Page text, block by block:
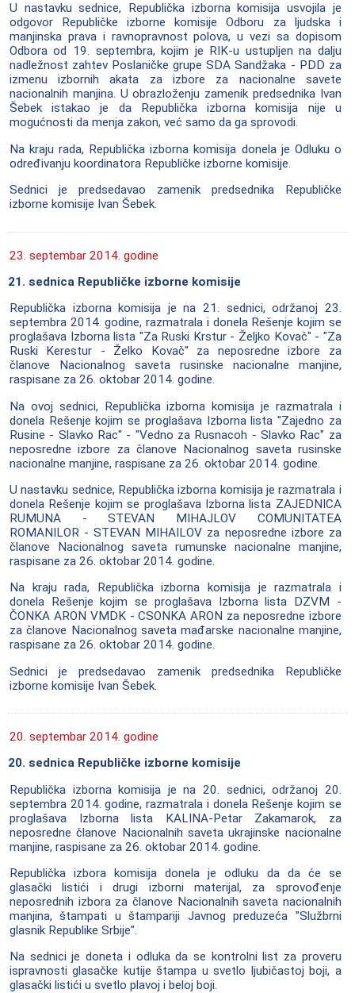
U nastavku sednice, Republička izborna komisija usvojila je
odgovor Republičke izborne komisije Odboru za ljudska i
manjinska prava i ravnopravnost polova, u vezi sa dopisom
Odbora od 19. septembra, kojim je RIK-u ustupljen na dalju
nadležnost zahtev Poslaničke grupe SDA Sandžaka - PDD za
izmenu izbornih akata za izbore za nacionalne savete
nacionalnih manjina. U obrazloženju zamenik predsednika Ivan
Šebek istakao je da Republička izborna komisija nije u
mogućnosti da menja zakon, već samo da ga sprovodi.
Na kraju rada, Republička izborna komisija donela je Odluku o
određivanju koordinatora Republičke izborne komisije.
Sednici je predsedavao zamenik predsednika Republičke
izborne komisije Ivan Šebek.
23. septembar 2014. godine
21. sednica Republičke izborne komisije
Republička izborna komisija je na 21. sednici, održanoj 23.
septembra 2014. godine, razmatrala i donela Rešenje kojim se
proglašava Izborna lista "Za Ruski Krstur - Željko Kovač" - "Za
Ruski Kerestur - Želko Kovač" za neposredne izbore za
članove Nacionalnog saveta rusinske nacionalne manjine,
raspisane za 26. oktobar 2014. godine.
Na ovoj sednici, Republička izborna komisija je razmatrala i
donela Rešenje kojim se proglašava Izborna lista "Zajedno za
Rusine - Slavko Rac" - "Vedno za Rusnacoh - Slavko Rac" za
neposredne izbore za članove Nacionalnog saveta rusinske
nacionalne manjine, raspisane za 26. oktobar 2014. godine.
U nastavku sednice, Republička izborna komisija je razmatrala i
donela Rešenje kojim se proglašava Izborna lista ZAJEDNICA
RUMUNA - STEVAN MIHAJLOV COMUNITATEA
ROMANILOR - STEVAN MIHAILOV za neposredne izbore za
članove Nacionalnog saveta rumunske nacionalne manjine,
raspisane za 26. oktobar 2014. godine.
Na kraju rada, Republička izborna komisija je razmatrala i
donela Rešenje kojim se proglašava Izborna lista DZVM -
ČONKA ARON VMDK - CSONKA ARON za neposredne izbore
za članove Nacionalnog saveta mađarske nacionalne manjine,
raspisane za 26. oktobar 2014. godine.
Sednici je predsedavao zamenik predsednika Republičke
izborne komisije Ivan Šebek.
20. septembar 2014. godine
20. sednica Republičke izborne komisije
Republička izborna komisija je na 20. sednici, održanoj 20.
septembra 2014. godine, razmatrala i donela Rešenje kojim se
proglašava Izborna lista KALINA-Petar Zakamarok, za
neposredne članove Nacionalnih saveta ukrajinske nacionalne
manjine, raspisane za 26. oktobar 2014. godine.
Republička izbora komisija donela je odluku da da će se
glasački listići i drugi izborni materijal, za sprovođenje
neposrednih izbora za članove Nacionalnih saveta nacionalnih
manjina, štampati u štampariji Javnog preduzeća "Službrni
glasnik Republike Srbije".
Na sednici je doneta i odluka da se kontrolni list za proveru
ispravnosti glasačke kutije štampa u svetlo ljubičastoj boji, a
glasački listići u svetlo plavoj i beloj boji.